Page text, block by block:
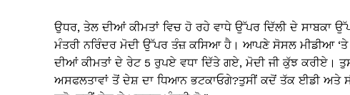
ਉਧਰ, ਤੇਲ ਦੀਆਂ ਕੀਮਤਾਂ ਵਿਚ ਹੋ ਰਹੇ ਵਾਧੇ ਉੱਪਰ ਦਿੱਲੀ ਦੇ ਸਾਬਕਾ
ਮੰਤਰੀ ਨਰਿੰਦਰ ਮੋਦੀ ਉੱਪਰ ਤੰਜ਼ ਕਸਿਆ ਹੈ। ਆਪਣੇ ਸੋਸਲ ਮੀਡੀਆ ‘ਤੇ
ਦੀਆਂ ਕੀਮਤਾਂ ਦੇ ਰੇਟ 5 ਰੁਪਏ ਵਧਾ ਦਿੱਤੇ ਗਏ, ਮੋਦੀ ਜੀ ਕੁੱਝ ਕਰੀਏ।
ਅਸਫਲਤਾਵਾਂ ਤੋਂ ਦੇਸ਼ ਦਾ ਧਿਆਨ ਭਟਕਾਓਗੇ?ਤੁਸੀਂ ਕਦੋਂ ਤੱਕ ਈਡੀ ਅਤੇ